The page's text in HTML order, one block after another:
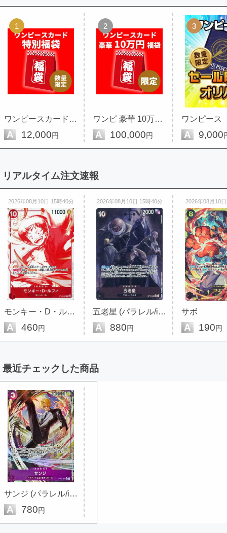
1
ワンピースカード 豪華 福袋 限定
A 12,000円
2
ワンピ 豪華 10万円 福袋 限定
A 100,000円
3
A 9,000
リアルタイム注文速報
2026年08月10日 15時40分
モンキー・D・ルフィ (赤白版)
A 460円
2026年08月10日 15時40分
五老星 (パラレル/illust:Hayaken...
A 880円
2026年08月10
サボ
A 190円
最近チェックした商品
サンジ (パラレル/illust:Morechand)
A 780円